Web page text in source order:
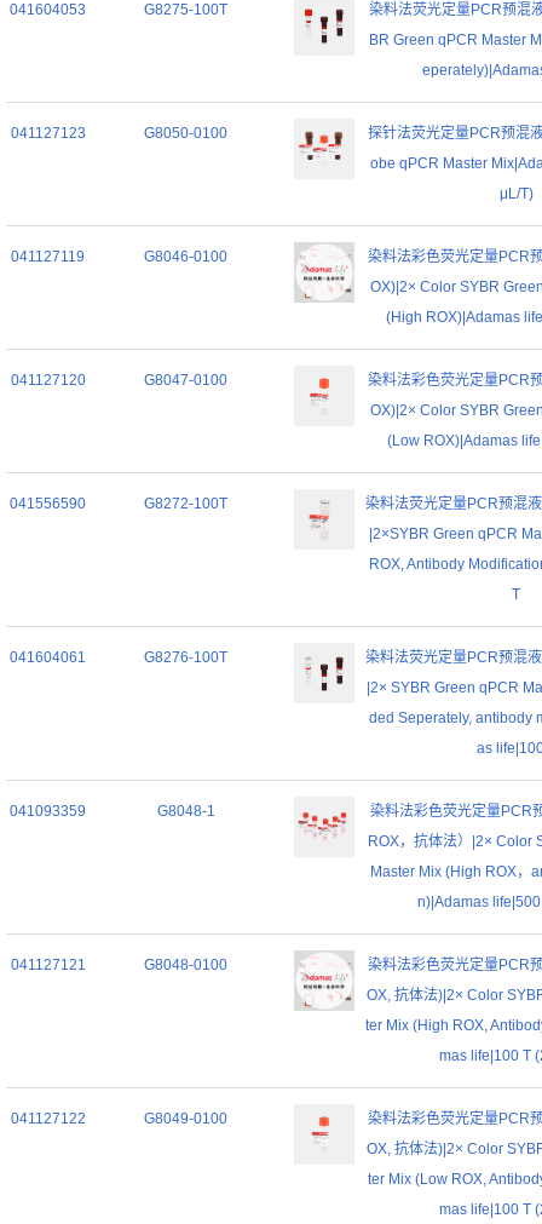
041604053 G8275-100T
染料法荧光定量PCR预混
BR Green qPCR Master
041127123 G8050-0100
探针法荧光定量PCR预混
obe qPCR Master
μL/T)
041127119 G8046-0100
染料法彩色荧光定量PCR
OX)|2× Color SYBR
(High ROX)|Adamas
041127120 G8047-0100
染料法彩色荧光定量PCR
OX)|2× Color SYBR
(Low ROX)|Adamas
041556590 G8272-100T
染料法荧光定量PCR预混
|2×SYBR Green qPCR
ROX, Antibody
T
041604061 G8276-100T
染料法荧光定量PCR预混
|2× SYBR Green qPCR
ded Seperately, antibody
as
041093359 G8048-1
染料法彩色荧光定量PCR
ROX，抗体法）|2× Color
Master Mix (High ROX，
n)|Adamas
041127121 G8048-0100
染料法彩色荧光定量PCR
OX, 抗体法)|2× Color
ter Mix (High ROX,
mas life|100 T
041127122 G8049-0100
染料法彩色荧光定量PCR
OX, 抗体法)|2× Color
ter Mix (Low ROX,
mas life|100 T